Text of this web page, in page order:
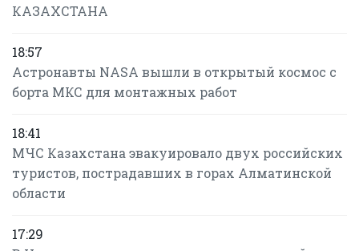
КАЗАХСТАНА
18:57
Астронавты NASA вышли в открытый космос с
борта МКС для монтажных работ
18:41
МЧС Казахстана эвакуировало двух российских
туристов, пострадавших в горах Алматинской
области
17:29